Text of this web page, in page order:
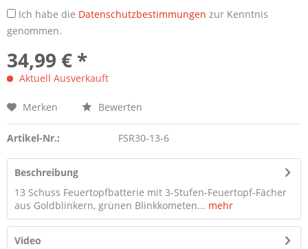
Ich habe die Datenschutzbestimmungen zur Kenntnis
genommen.
34,99 € *
Aktuell Ausverkauft
Merken Bewerten
Artikel-Nr.: FSR30-13-6
Beschreibung
13 Schuss Feuertopfbatterie mit 3-Stufen-Feuertopf-Fächer
aus Goldblinkern, grünen Blinkkometen... mehr
Video